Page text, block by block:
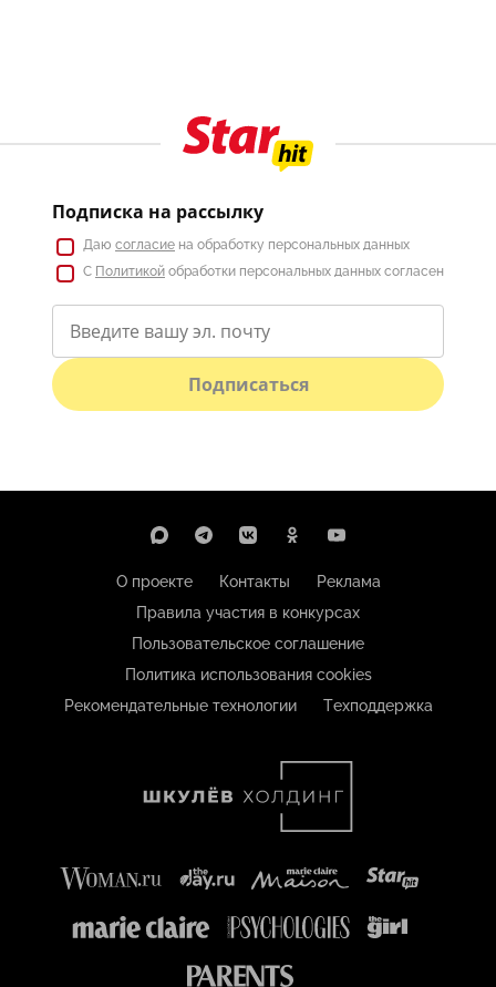
Подписка на рассылку
Даю согласие на обработку персональных данных
С Политикой обработки персональных данных согласен
Подписаться
О проекте Контакты
Реклама
Правила участия в конкурсах
Пользовательское соглашение
Политика использования cookies
Рекомендательные технологии
Техподдержка